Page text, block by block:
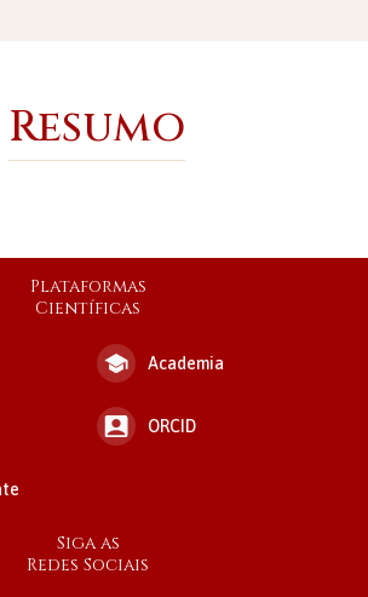
Resumo
Plataformas
Científicas
Academia
ORCID
Siga as
Redes Sociais